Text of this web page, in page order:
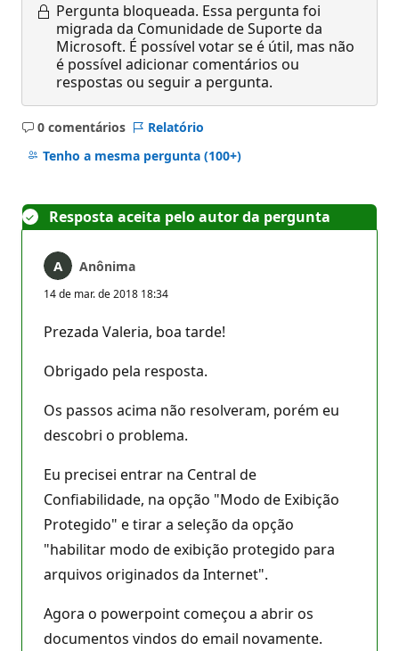
Pergunta bloqueada. Essa pergunta foi
migrada da Comunidade de Suporte da
Microsoft. É possível votar se é útil, mas não
é possível adicionar comentários ou
respostas ou seguir a pergunta.
0 comentários
Sem
comentários
Relatório
Tenho a mesma pergunta (100+)
Resposta aceita pelo autor da pergunta
Anônima
14 de mar. de 2018 18:34
Prezada Valeria, boa tarde!
Obrigado pela resposta.
Os passos acima não resolveram, porém eu
descobri o problema.
Eu precisei entrar na Central de
Confiabilidade, na opção "Modo de Exibição
Protegido" e tirar a seleção da opção
"habilitar modo de exibição protegido para
arquivos originados da Internet".
Agora o powerpoint começou a abrir os
documentos vindos do email novamente.